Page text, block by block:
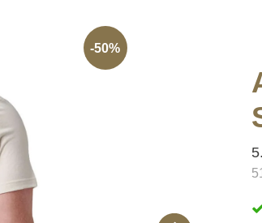
-50%